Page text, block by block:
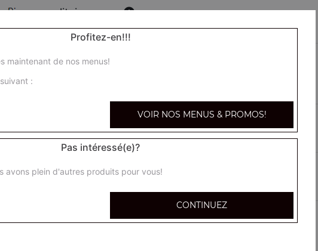
napolitaine super
Base sauce tomate, anchois, olives
4 saisons super
Base sauce tomate, tomates cerises, poivrons, maïs, olives, oignons,
Base sauce tomate, poulet, merguez, oignons, sauce samouraï
spania super
Profitez-en!!!
maintenant de nos menus!
:
VOIR NOS MENUS & PROMOS!
Pas intéressé(e)?
avons plein d'autres produits pour vous!
CONTINUEZ